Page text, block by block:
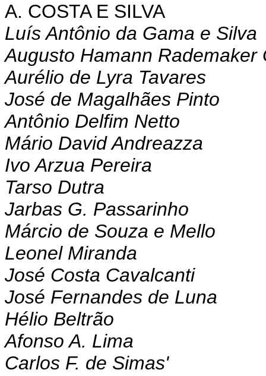
A. COSTA E SILVA
Luís Antônio da Gama e Silva
Augusto Hamann Rademaker
Aurélio de Lyra Tavares
José de Magalhães Pinto
Antônio Delfim Netto
Mário David Andreazza
Ivo Arzua Pereira
Tarso Dutra
Jarbas G. Passarinho
Márcio de Souza e Mello
Leonel Miranda
José Costa Cavalcanti
José Fernandes de Luna
Hélio Beltrão
Afonso A. Lima
Carlos F. de Simas'